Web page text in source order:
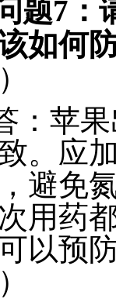
题7
如何
：苹
。应
避免
用药
以预